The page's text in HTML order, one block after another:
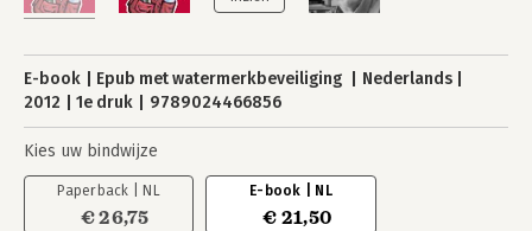
E-book Epub met watermerkbeveiliging
Nederlands
2012
1e druk 9789024466856
Kies uw bindwijze
Paperback | NL
€ 26,75
E-book | NL
€ 21,50